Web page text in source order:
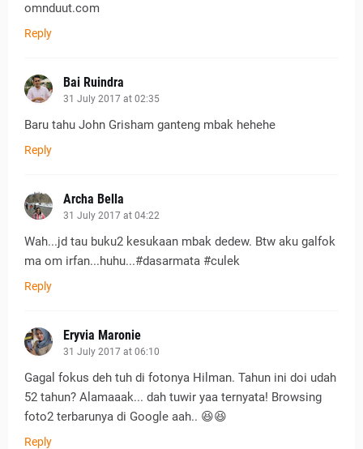
omnduut.com
Reply
Bai Ruindra
31 July 2017 at 02:35
Baru tahu John Grisham ganteng mbak hehehe
Reply
Archa Bella
31 July 2017 at 04:22
Wah...jd tau buku2 kesukaan mbak dedew. Btw aku galfok
ma om irfan...huhu...#dasarmata #culek
Reply
Eryvia Maronie
31 July 2017 at 06:10
Gagal fokus deh tuh di fotonya Hilman. Tahun ini doi udah
52 tahun? Alamaaak... dah tuwir yaa ternyata! Browsing
foto2 terbarunya di Google aah.. 😆😆
Reply